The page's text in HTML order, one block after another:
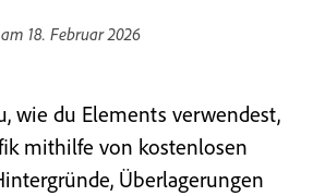
18. Februar 2026
wie du Elements verwendest,
mithilfe von kostenlosen
Überlagerungen